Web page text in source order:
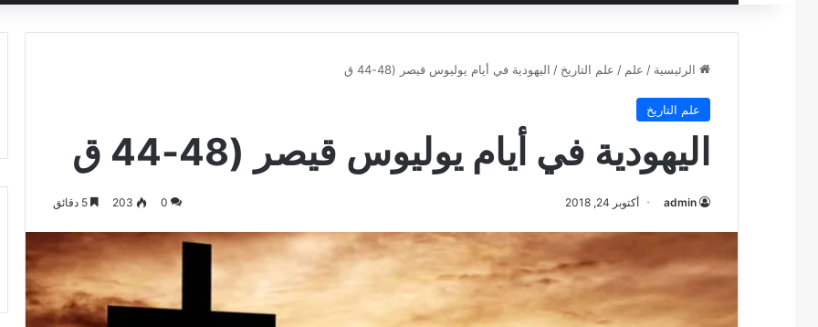
الرئيسية / علم / علم التاريخ / اليهودية في أيام يوليوس قيصر (48-44 ق
علم التاريخ
اليهودية في أيام يوليوس قيصر (48-44 ق
admin أكتوبر 24, 2018 0
203